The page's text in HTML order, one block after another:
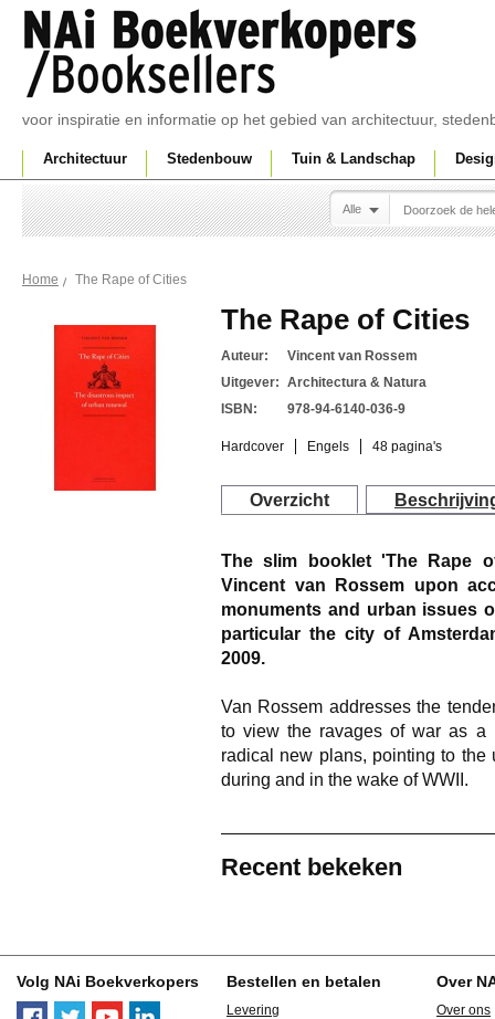
voor inspiratie en informatie op het gebied van architectuur,
Architectuur Stedenbouw Tuin & Landschap
Alle
Home The Rape of Cities
The Rape of Cities
Auteur:
Vincent van Rossem
Uitgever: Architectura & Natura
ISBN:
978-94-6140-036-9
Hardcover Engels 48 pagina's
Overzicht
The slim booklet 'The Rape
Vincent van Rossem upon
monuments and urban issues
particular the city of
2009.
Van Rossem addresses the
to view the ravages of war as a
radical new plans, pointing to the
during and in the wake of WWII.
Recent bekeken
Volg NAi Boekverkopers Bestellen en betalen
Levering
Over
Over ons